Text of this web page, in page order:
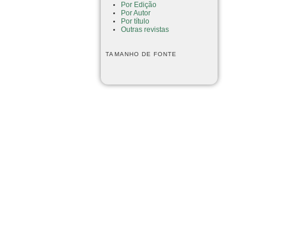
Por Edição
Por Autor
Por título
Outras revistas
TAMANHO DE FONTE